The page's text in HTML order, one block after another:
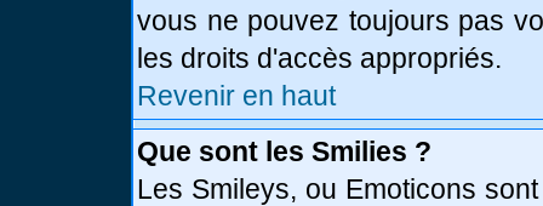
vous ne pouvez toujours pas
les droits d'accès appropriés.
Revenir en haut
Que sont les Smilies ?
Les Smileys, ou Emoticons